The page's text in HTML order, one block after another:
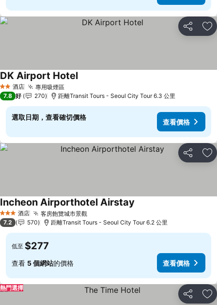
分享 放
2 星級酒店 專用吸煙區
DK Airport Hotel
7.8 好 270 距離Transit Tours - Seoul City Tour 6.3 公里
選取日期，查看確切價格
查看價格
分享 放
3 星級 酒店 客房飽覽城市景觀
Incheon Airporthotel Airstay
7.2 570 距離Transit Tours - Seoul City Tour 6.2 公里
低至 $277
查看 5 個網站的價格 查看價格
分享 放
熱門選擇